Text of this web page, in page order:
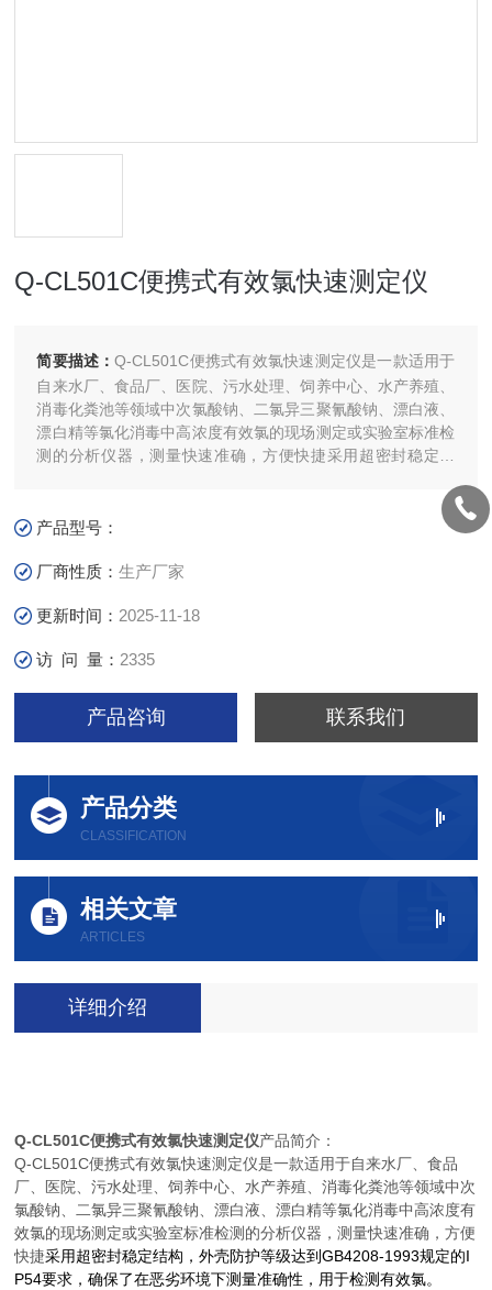
Q-CL501C便携式有效氯快速测定仪
简要描述：Q-CL501C便携式有效氯快速测定仪是一款适用于
自来水厂、食品厂、医院、污水处理、饲养中心、水产养殖、
消毒化粪池等领域中次氯酸钠、二氯异三聚氰酸钠、漂白液、
漂白精等氯化消毒中高浓度有效氯的现场测定或实验室标准检
测的分析仪器，测量快速准确，方便快捷采用超密封稳定结
产品型号：
厂商性质：生产厂家
更新时间： 2025-11-18
访 问 量： 2335
产品咨询 联系我们
产品分类
CLASSIFICATION
相关文章
ARTICLES
详细介绍
Q-CL501C便携式有效氯快速测定仪产品简介：
Q-CL501C便携式有效氯快速测定仪是一款适用于自来水厂、食品
厂、医院、污水处理、饲养中心、水产养殖、消毒化粪池等领域中次
氯酸钠、二氯异三聚氰酸钠、漂白液、漂白精等氯化消毒中高浓度有
效氯的现场测定或实验室标准检测的分析仪器，测量快速准确，方便
快捷采用超密封稳定结构，外壳防护等级达到GB4208-1993规定的I
P54要求，确保了在恶劣环境下测量准确性，用于检测有效氯。